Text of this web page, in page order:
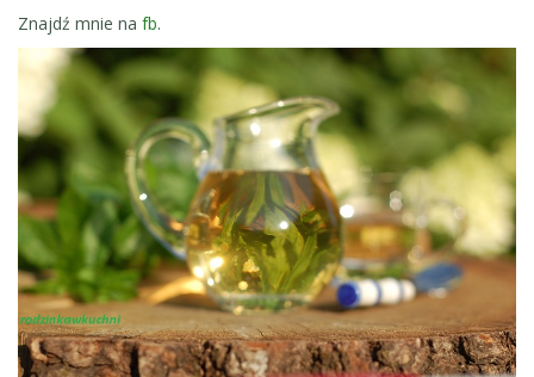
Znajdź mnie na fb.